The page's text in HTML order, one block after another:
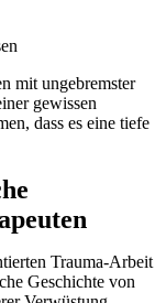
mit ungebremster
gewissen
dass es eine tiefe
Trauma-Arbeit
Geschichte von